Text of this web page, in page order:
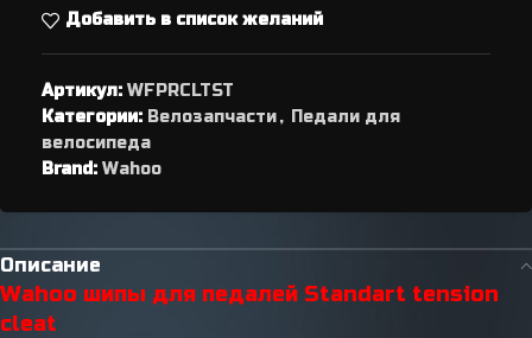
Добавить в список желаний
Артикул: WFPRCLTST
Категории: Велозапчасти, Педали для
велосипеда
Brand: Wahoo
Описание
Wahoo шипы для педалей Standart tension
cleat